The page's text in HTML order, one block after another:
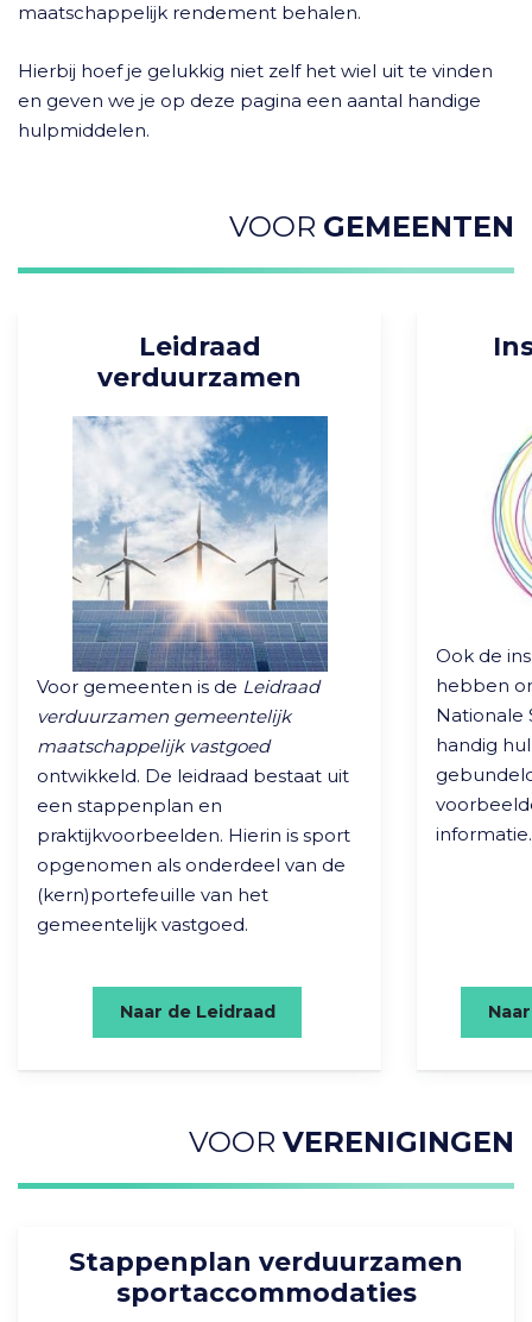
maatschappelijk rendement behalen.
Hierbij hoef je gelukkig niet zelf het wiel uit te vinden
en geven we je op deze pagina een aantal handige
hulpmiddelen.
VOOR GEMEENTEN
Leidraad
verduurzamen
Voor gemeenten is de Leidraad
verduurzamen gemeentelijk
maatschappelijk vastgoed
ontwikkeld. De leidraad bestaat uit
een stappenplan en
praktijkvoorbeelden. Hierin is sport
opgenomen als onderdeel van de
(kern)portefeuille van het
gemeentelijk vastgoed.
Naar de Leidraad
Ook de
hebben
Nationale
handig
informatie.
VOOR VERENIGINGEN
Stappenplan verduurzamen
sportaccommodaties